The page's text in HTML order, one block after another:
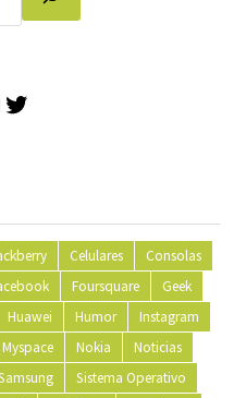
Instagram
Celulares
Consolas
Foursquare
Geek
Huawei Humor
Instagram
Myspace Nokia
Noticias
Sistema Operativo